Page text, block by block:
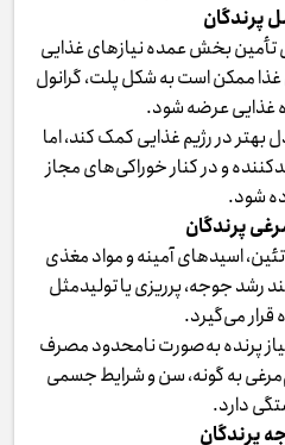
پرندگان
بخش عمده نیازهای غذایی
غذا ممکن است به شکل پلت، گرانول
غذایی عرضه شود.
بهتر در رژیم غذایی کمک کند، اما
و در کنار خوراکی‌های مجاز
شود.
پرندگان
اسیدهای آمینه و مواد مغذی
رشد جوجه، پرریزی یا تولیدمثل
قرار می‌گیرد.
پرنده به‌صورت نامحدود مصرف
به گونه، سن و شرایط جسمی
دارد.
پرندگان